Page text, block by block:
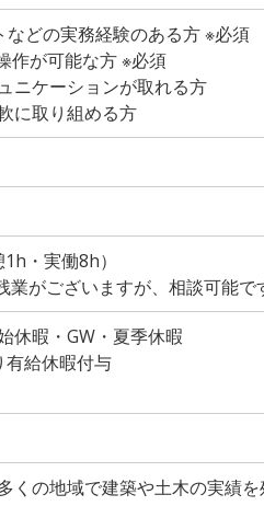
どの実務経験のある方 ※必須
が可能な方 ※必須
ニケーションが取れる方
に取り組める方
・実働8h）
業がございますが、相談可能で
休暇・GW・夏季休暇
給休暇付与
くの地域で建築や土木の実績